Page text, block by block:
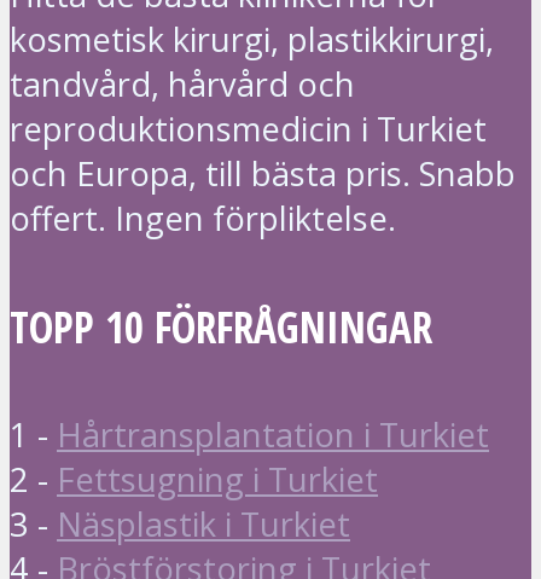
kosmetisk kirurgi, plastikkirurgi,
tandvård, hårvård och
reproduktionsmedicin i Turkiet
och Europa, till bästa pris. Snabb
offert. Ingen förpliktelse.
TOPP 10 FÖRFRÅGNINGAR
1 - Hårtransplantation i Turkiet
2 - Fettsugning i Turkiet
3 - Näsplastik i Turkiet
4 - Bröstförstoring i Turkiet